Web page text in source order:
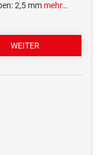
2,5 mm mehr…